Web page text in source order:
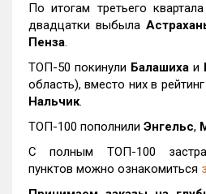
По итогам третьего
двадцатки выбыла
Пенза.
ТОП-50 покинули Балашиха и
область), вместо них в
Нальчик.
ТОП-100 пополнили Энгельс,
С полным ТОП-100
пунктов можно ознакомиться